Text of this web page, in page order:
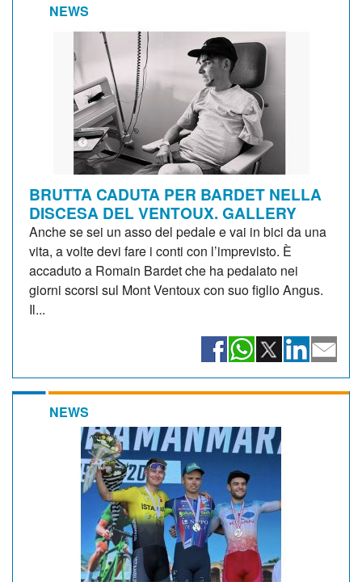
NEWS
BRUTTA CADUTA PER BARDET NELLA
DISCESA DEL VENTOUX. GALLERY
Anche se sei un asso del pedale e vai in bici da una
vita, a volte devi fare i conti con l’imprevisto. È
accaduto a Romain Bardet che ha pedalato nei
giorni scorsi sul Mont Ventoux con suo figlio Angus.
Il...
NEWS